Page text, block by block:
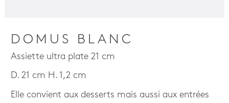
DOMUS BLANC
Assiette ultra plate 21 cm
D. 21 cm H. 1,2 cm
Elle convient aux desserts mais aussi aux entrées